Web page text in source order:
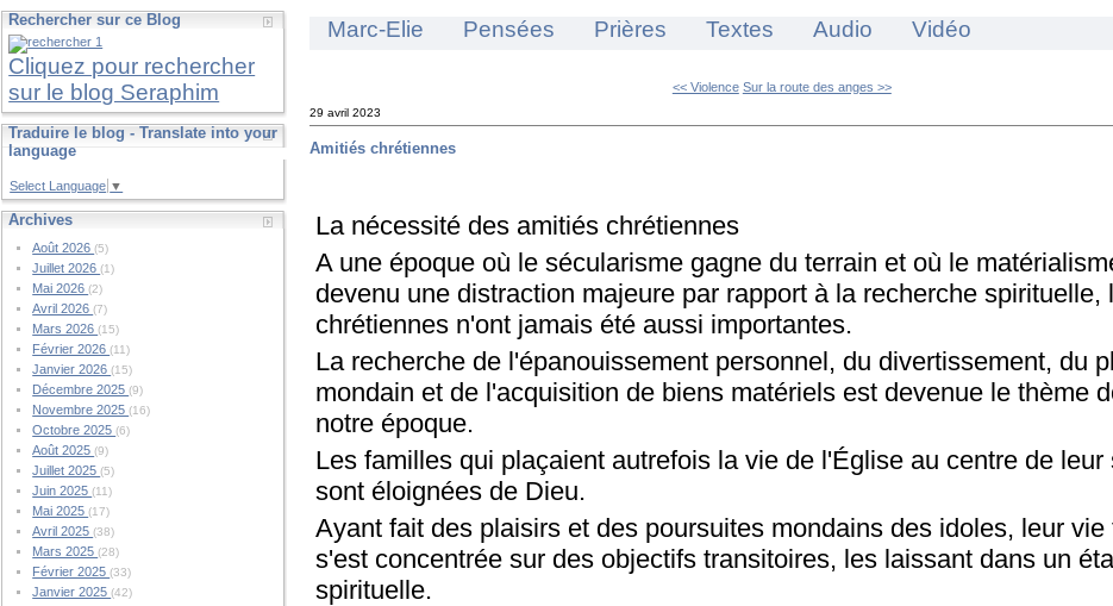
Rechercher sur ce Blog
Cliquez pour rechercher
sur le blog Seraphim
Traduire le blog - Translate into your
language
Select Language ▼
Archives
Août 2026(5)
Juillet 2026(1)
Mai 2026(2)
Avril 2026(7)
Mars 2026(15)
Février 2026(11)
Janvier 2026(15)
Décembre 2025(9)
Novembre 2025(16)
Octobre 2025(6)
Août 2025(9)
Juillet 2025(5)
Juin 2025(11)
Mai 2025(17)
Avril 2025(38)
Mars 2025(28)
Février 2025(33)
Janvier 2025(42)
Marc-Elie Pensées Prières Textes Audio Vidéo
<< Violence Sur la route des anges >>
29 avril 2023
Amitiés chrétiennes
La nécessité des amitiés chrétiennes
A une époque où le sécularisme gagne du terrain et où le
devenu une distraction majeure par rapport à la recherche spirituelle,
chrétiennes n'ont jamais été aussi importantes.
La recherche de l'épanouissement personnel, du divertissement, du
mondain et de l'acquisition de biens matériels est devenue le thème
notre époque.
Les familles qui plaçaient autrefois la vie de l'Église au centre de leur
sont éloignées de Dieu.
Ayant fait des plaisirs et des poursuites mondains des idoles, leur vie
s'est concentrée sur des objectifs transitoires, les laissant dans un
spirituelle.